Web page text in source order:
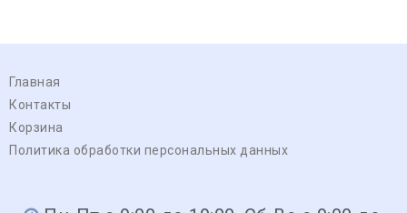
Главная
Контакты
Корзина
Политика обработки персональных данных